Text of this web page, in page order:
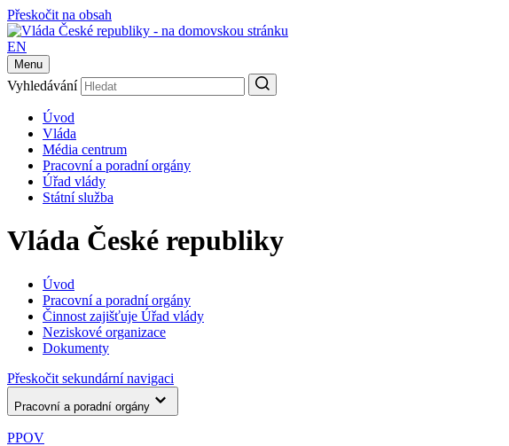
Přeskočit na obsah
EN
Menu
Vyhledávání
Úvod
Vláda
Média centrum
Pracovní a poradní orgány
Úřad vlády
Státní služba
Vláda České republiky
Úvod
Pracovní a poradní orgány
Činnost zajišťuje Úřad vlády
Neziskové organizace
Dokumenty
Přeskočit sekundární navigaci
Pracovní a poradní orgány
PPOV